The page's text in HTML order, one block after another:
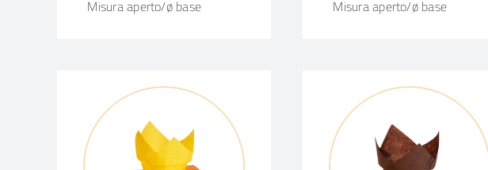
Misura aperto/ø base
Misura aperto/ø base